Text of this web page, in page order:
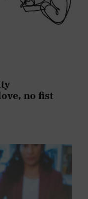
no fist